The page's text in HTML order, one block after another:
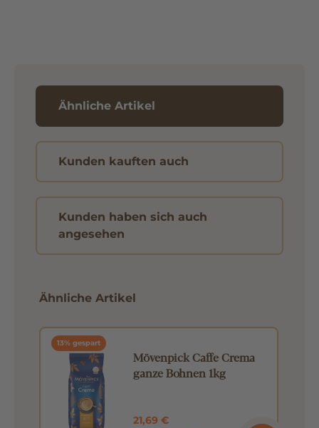
Ähnliche Artikel
Kunden kauften auch
Kunden haben sich auch
angesehen
Ähnliche Artikel
13% gespart
Mövenpick Caffe Crema
ganze Bohnen 1kg
21,69 €